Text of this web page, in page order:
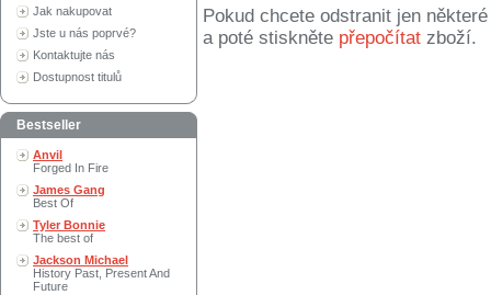
Jak nakupovat
Jste u nás poprvé?
Kontaktujte nás
Dostupnost titulů
Bestseller
Anvil
Forged In Fire
James Gang
Best Of
Tyler Bonnie
The best of
Jackson Michael
History Past, Present And
Future
Pokud chcete odstranit jen
a poté stiskněte přepočítat zboží.